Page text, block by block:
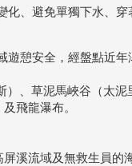
化、避免單獨下水、
遊憩安全，經盤點近
、草泥馬峽谷（太泥
飛龍瀑布。
溪流域及無救生員的